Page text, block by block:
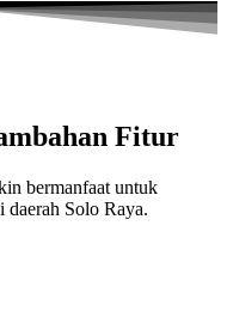
Fitur
bermanfaat untuk
daerah Solo Raya.